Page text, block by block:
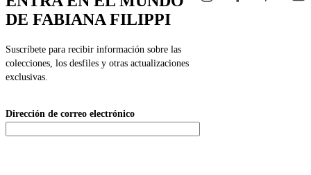
DE FABIANA FILIPPI
Suscríbete para recibir información sobre las
colecciones, los desfiles y otras actualizaciones
exclusivas.
Dirección de correo electrónico